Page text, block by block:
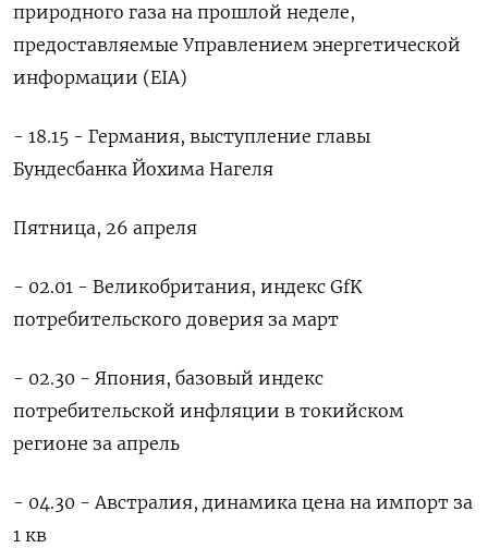
природного газа на прошлой неделе,
предоставляемые Управлением энергетической
информации (EIA)
- 18.15 - Германия, выступление главы
Бундесбанка Йохима Нагеля
Пятница, 26 апреля
- 02.01 - Великобритания, индекс GfK
потребительского доверия за март
- 02.30 - Япония, базовый индекс
потребительской инфляции в токийском
регионе за апрель
- 04.30 - Австралия, динамика цена на импорт за
1 кв